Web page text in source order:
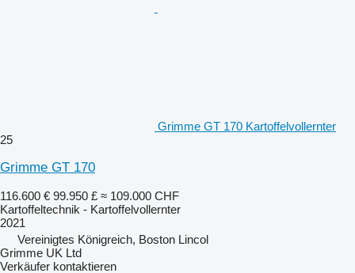
Grimme GT 170 Kartoffelvollernter
25
Grimme GT 170
116.600 € 99.950 £ ≈ 109.000 CHF
Kartoffeltechnik - Kartoffelvollernter
2021
Vereinigtes Königreich, Boston Lincol
Grimme UK Ltd
Verkäufer kontaktieren